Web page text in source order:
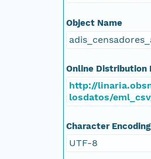
Object Name
Online Distribution
http://
losdatos/
Character Encoding
UTF-8